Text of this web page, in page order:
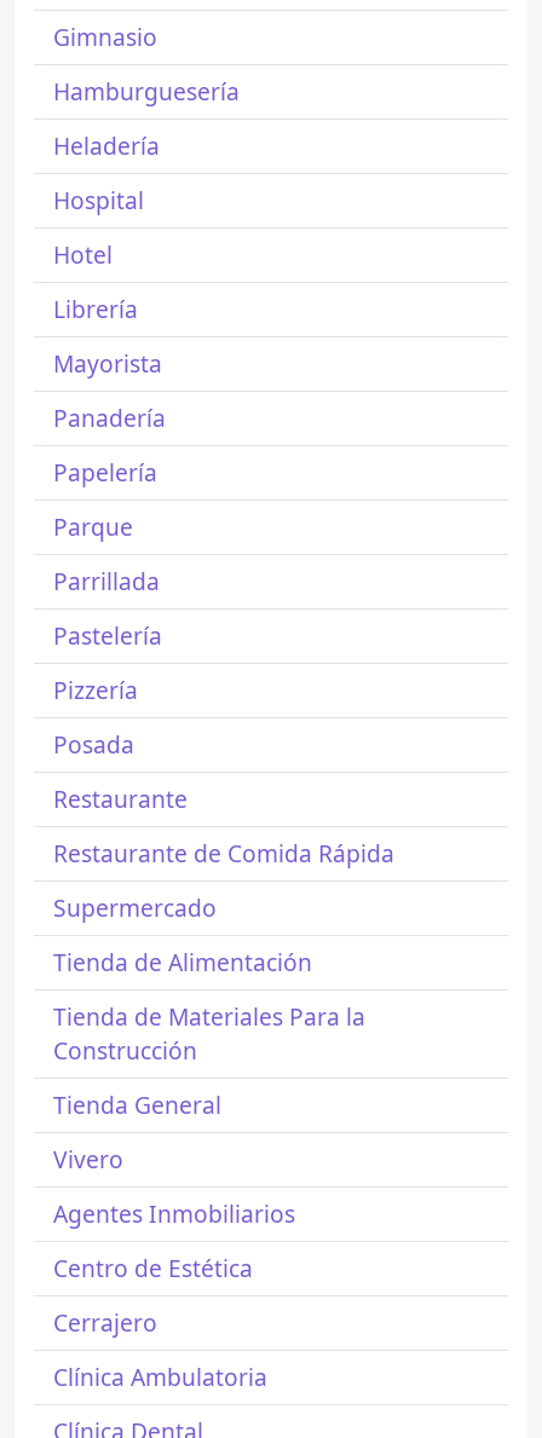
Gimnasio
Hamburguesería
Heladería
Hospital
Hotel
Librería
Mayorista
Panadería
Papelería
Parque
Parrillada
Pastelería
Pizzería
Posada
Restaurante
Restaurante de Comida Rápida
Supermercado
Tienda de Alimentación
Tienda de Materiales Para la
Construcción
Tienda General
Vivero
Agentes Inmobiliarios
Centro de Estética
Cerrajero
Clínica Ambulatoria
Clínica Dental